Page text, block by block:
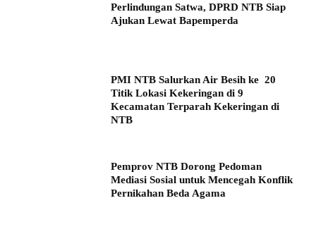
Perlindungan Satwa, DPRD NTB Siap
Ajukan Lewat Bapemperda
PMI NTB Salurkan Air Besih ke 20
Titik Lokasi Kekeringan di 9
Kecamatan Terparah Kekeringan di
NTB
Pemprov NTB Dorong Pedoman
Mediasi Sosial untuk Mencegah Konflik
Pernikahan Beda Agama